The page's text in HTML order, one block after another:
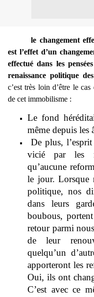
le changement
est l’effet d’un
effectué dans les
renaissance politique
c’est très loin d’être le
de cet immobilisme :
Le fond
même depuis les
De plus,
vicié par les
qu’aucune
le jour. Lorsque
politique, nos
dans leurs
boubous,
retour parmi
de leur
quelqu’un
apporteront les
Oui, ils ont
C’est avec ce